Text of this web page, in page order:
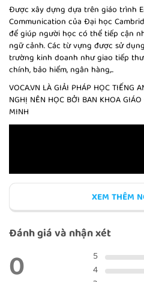
BÀI KIỂM TRA
RECRUITMENT 1
RECRUITMENT 2
Được xây dựng dựa trên giáo trình
Communication của Đại học
để giúp người học có thể tiếp cận
ngữ cảnh. Các từ vựng được sử
trường kinh doanh như giao tiếp
chính, bảo hiểm, ngân hàng,..
VOCA.VN LÀ GIẢI PHÁP HỌC TIẾNG
NGHỊ NÊN HỌC BỞI BAN KHOA
MINH
XEM THÊM
Đánh giá và nhận xét
0
5
4